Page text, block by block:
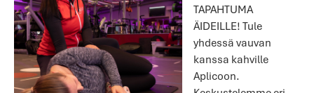
TAPAHTUMA
ÄIDEILLE! Tule
yhdessä vauvan
kanssa kahville
Aplicoon.